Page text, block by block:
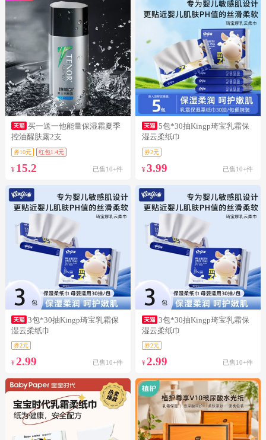
买一送一他能量保湿霜夏季
控油醒肤露2支
券10元 红包1.4元
¥ 15.2 已售10+件
5包*30抽Kingp琦宝乳霜保
湿云柔纸巾
券2元
¥3.99 已售10+件
3包*30抽Kingp琦宝乳霜保
湿云柔纸巾
券2元
¥ 2.99 已售10+件
3包*30抽Kingp琦宝乳霜保
湿云柔纸巾
券2元
¥2.99 已售10+件